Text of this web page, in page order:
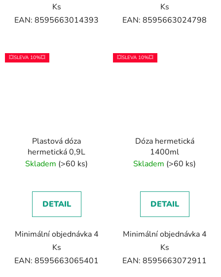
Ks
EAN: 8595663014393
Ks
EAN: 8595663024798
💥SLEVA 10%💥
Plastová dóza
hermetická 0,9L
Skladem (>60 ks)
DETAIL
Minimální objednávka 4
Ks
EAN: 8595663065401
💥SLEVA 10%💥
Dóza hermetická
1400ml
Skladem (>60 ks)
DETAIL
Minimální objednávka 4
Ks
EAN: 8595663072911